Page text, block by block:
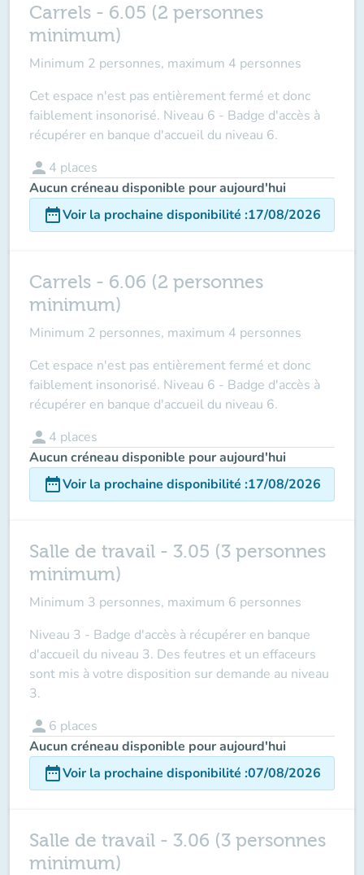
Carrels - 6.05 (2 personnes
minimum)
Minimum 2 personnes, maximum 4 personnes
Cet espace n'est pas entièrement fermé et donc
faiblement insonorisé. Niveau 6 - Badge d'accès à
récupérer en banque d'accueil du niveau 6.
person 4 places
Aucun créneau disponible pour aujourd'hui
date_rangeVoir la prochaine disponibilité :17/08/2026
Carrels - 6.06 (2 personnes
minimum)
Minimum 2 personnes, maximum 4 personnes
Cet espace n'est pas entièrement fermé et donc
faiblement insonorisé. Niveau 6 - Badge d'accès à
récupérer en banque d'accueil du niveau 6.
person 4 places
Aucun créneau disponible pour aujourd'hui
date_rangeVoir la prochaine disponibilité :17/08/2026
Salle de travail - 3.05 (3 personnes
minimum)
Minimum 3 personnes, maximum 6 personnes
Niveau 3 - Badge d'accès à récupérer en banque
d'accueil du niveau 3. Des feutres et un effaceurs
sont mis à votre disposition sur demande au niveau
3.
person 6 places
Aucun créneau disponible pour aujourd'hui
date_rangeVoir la prochaine disponibilité :07/08/2026
Salle de travail - 3.06 (3 personnes
minimum)